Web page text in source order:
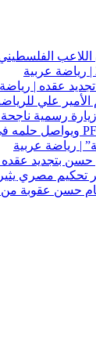
اللاعب
تجديد عقده |
الأمير علي
رسمية
| رياضة عربية
حسن بتجديد
تحكيم مصري
حسن عقوبة من